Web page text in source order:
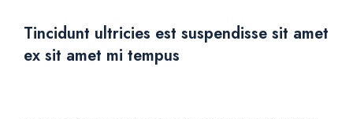
Tincidunt ultricies est suspendisse sit amet
ex sit amet mi tempus